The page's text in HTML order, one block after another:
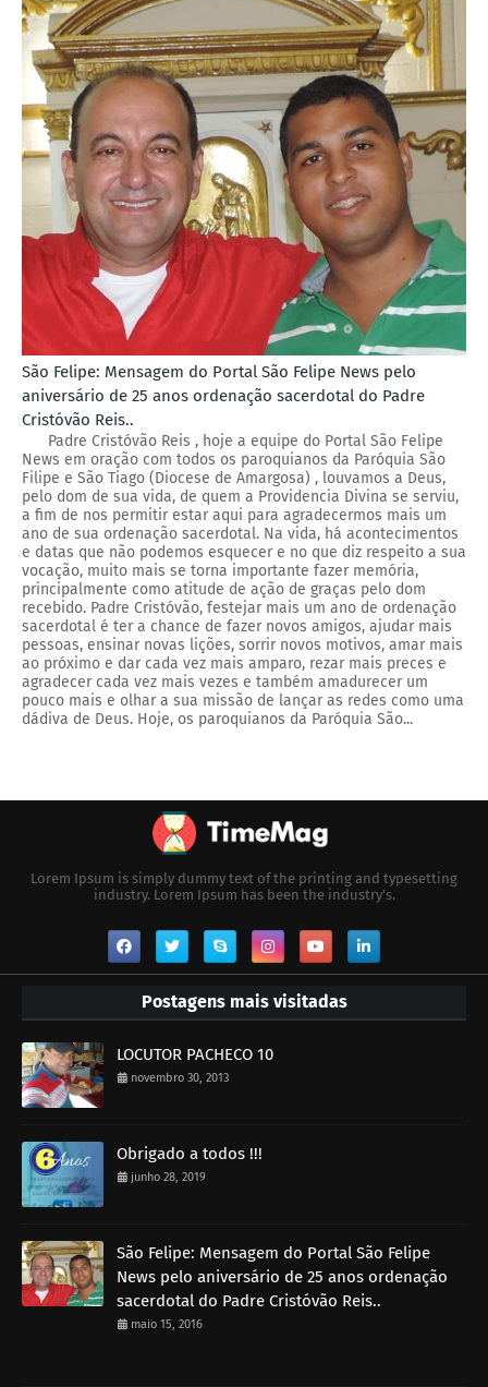
São Felipe: Mensagem do Portal São Felipe News pelo
aniversário de 25 anos ordenação sacerdotal do Padre
Cristóvão Reis..
Padre Cristóvão Reis , hoje a equipe do Portal São Felipe
News em oração com todos os paroquianos da Paróquia São
Filipe e São Tiago (Diocese de Amargosa) , louvamos a Deus,
pelo dom de sua vida, de quem a Providencia Divina se serviu,
a fim de nos permitir estar aqui para agradecermos mais um
ano de sua ordenação sacerdotal. Na vida, há acontecimentos
e datas que não podemos esquecer e no que diz respeito a sua
vocação, muito mais se torna importante fazer memória,
principalmente como atitude de ação de graças pelo dom
recebido. Padre Cristóvão, festejar mais um ano de ordenação
sacerdotal é ter a chance de fazer novos amigos, ajudar mais
pessoas, ensinar novas lições, sorrir novos motivos, amar mais
ao próximo e dar cada vez mais amparo, rezar mais preces e
agradecer cada vez mais vezes e também amadurecer um
pouco mais e olhar a sua missão de lançar as redes como uma
dádiva de Deus. Hoje, os paroquianos da Paróquia São...
Lorem Ipsum is simply dummy text of the printing and typesetting
industry. Lorem Ipsum has been the industry's.
Postagens mais visitadas
LOCUTOR PACHECO 10
novembro 30, 2013
Obrigado a todos !!!
junho 28, 2019
São Felipe: Mensagem do Portal São Felipe
News pelo aniversário de 25 anos ordenação
sacerdotal do Padre Cristóvão Reis..
maio 15, 2016